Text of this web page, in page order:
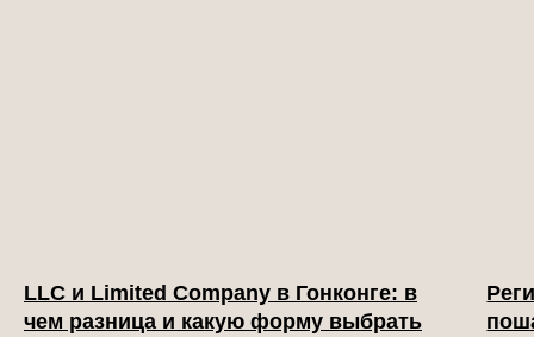
LLC и Limited Company в Гонконге: в
чем разница и какую форму выбрать